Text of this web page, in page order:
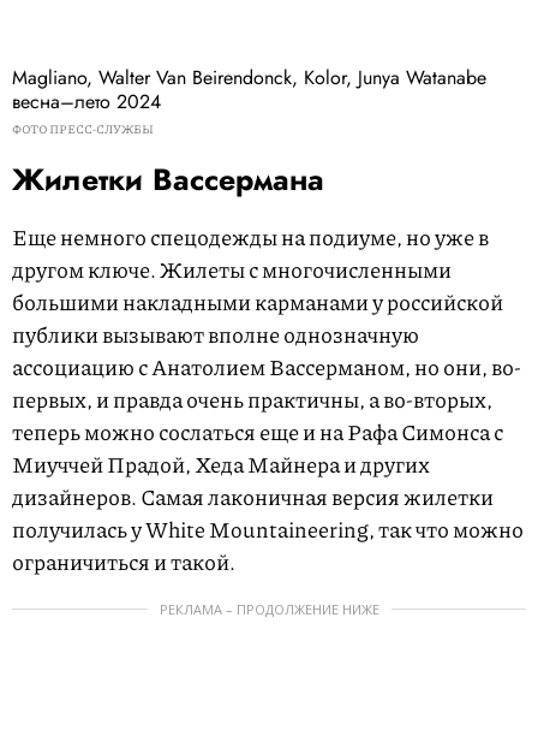
Magliano, Walter Van Beirendonck, Kolor, Junya Watanabe
весна–лето 2024
ФОТО ПРЕСС-СЛУЖБЫ
Жилетки Вассермана
Еще немного спецодежды на подиуме, но уже в
другом ключе. Жилеты с многочисленными
большими накладными карманами у российской
публики вызывают вполне однозначную
ассоциацию с Анатолием Вассерманом, но они, во-
первых, и правда очень практичны, а во-вторых,
теперь можно сослаться еще и на Рафа Симонса с
Миуччей Прадой, Хеда Майнера и других
дизайнеров. Самая лаконичная версия жилетки
получилась у White Mountaineering, так что можно
ограничиться и такой.
РЕКЛАМА – ПРОДОЛЖЕНИЕ НИЖЕ